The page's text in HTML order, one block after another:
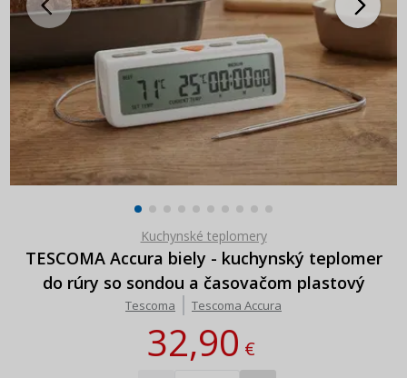
Kuchynské teplomery
TESCOMA Accura biely - kuchynský teplomer
do rúry so sondou a časovačom plastový
Tescoma Tescoma Accura
32,90€